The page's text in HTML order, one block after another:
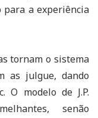
para a experiência
tornam o sistema
as julgue, dando
O modelo de J.P.
senão